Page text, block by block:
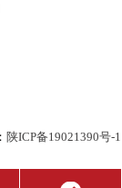
陕ICP备19021390号-1